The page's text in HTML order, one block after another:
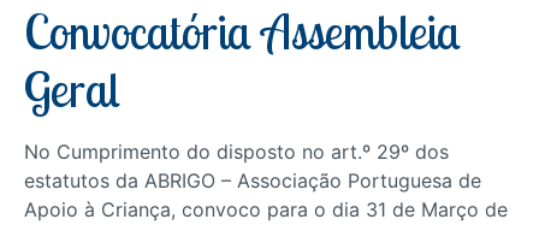
Convocatória Assembleia
Geral
No Cumprimento do disposto no art.º 29º dos
estatutos da ABRIGO – Associação Portuguesa de
Apoio à Criança, convoco para o dia 31 de Março de